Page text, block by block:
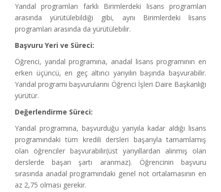
Yandal programları farklı Birimlerdeki lisans programları
arasında yürütülebildiği gibi, aynı Birimlerdeki lisans
programları arasında da yürütülebilir.
Başvuru Yeri ve Süreci:
Öğrenci, yandal programına, anadal lisans programının en
erken üçüncü, en geç altıncı yarıyılın başında başvurabilir.
Yandal programı başvurularını Öğrenci İşleri Daire Başkanlığı
yürütür.
Değerlendirme Süreci:
Yandal programına, başvurduğu yarıyıla kadar aldığı lisans
programındaki tüm kredili dersleri başarıyla tamamlamış
olan öğrenciler başvurabilir(üst yarıyıllardan alınmış olan
derslerde başarı şartı aranmaz). Öğrencinin başvuru
sırasında anadal programındaki genel not ortalamasının en
az 2,75 olması gerekir.